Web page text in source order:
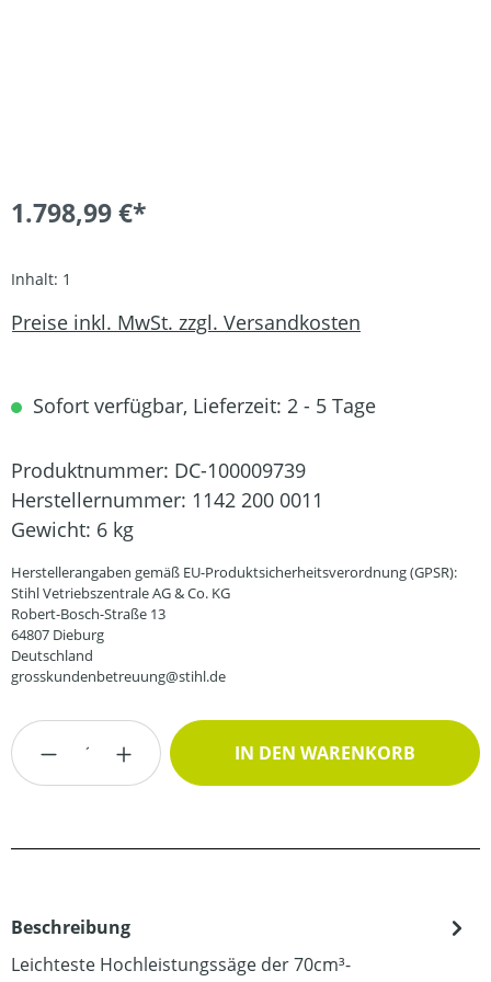
1.798,99 €*
Inhalt: 1
Preise inkl. MwSt. zzgl. Versandkosten
Sofort verfügbar, Lieferzeit: 2 - 5 Tage
Produktnummer: DC-100009739
Herstellernummer: 1142 200 0011
Gewicht: 6 kg
Herstellerangaben gemäß EU-Produktsicherheitsverordnung (GPSR):
Stihl Vetriebszentrale AG & Co. KG
Robert-Bosch-Straße 13
64807 Dieburg
Deutschland
grosskundenbetreuung@stihl.de
Produkt Anzahl: Gib den gewünschten
IN DEN WARENKORB
Beschreibung
Leichteste Hochleistungssäge der 70cm³-